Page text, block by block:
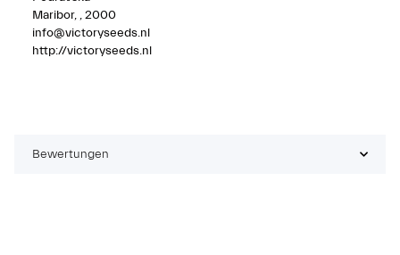
Maribor, , 2000
info@victoryseeds.nl
http://victoryseeds.nl
Bewertungen